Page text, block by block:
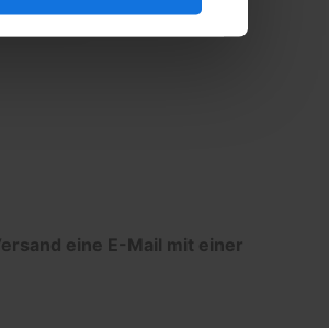
eine E-Mail mit einer